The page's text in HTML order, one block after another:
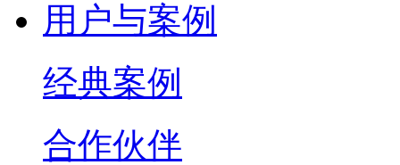
用户与案例
经典案例
合作伙伴